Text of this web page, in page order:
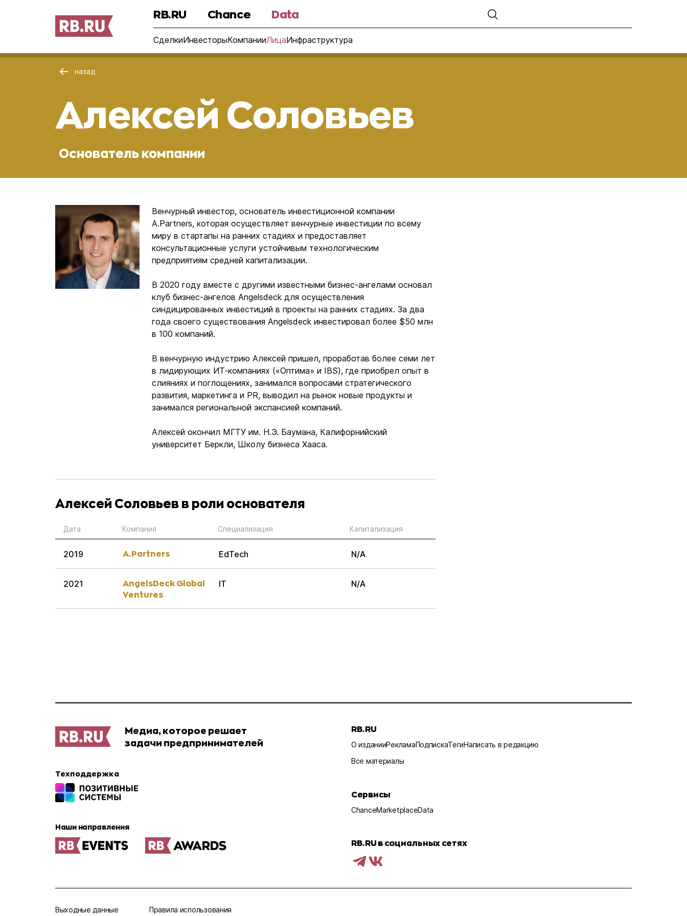
RB.RU Chance Data
СделкиИнвесторыКомпанииЛицаИнфраструктура
назад
Алексей Соловьев
Основатель компании
Венчурный инвестор, основатель инвестиционной компании
А.Partners, которая осуществляет венчурные инвестиции по всему
миру в стартапы на ранних стадиях и предоставляет
консультационные услуги устойчивым технологическим
предприятиям средней капитализации.
В 2020 году вместе с другими известными бизнес-ангелами основал
клуб бизнес-ангелов Angelsdeck для осуществления
синдицированных инвестиций в проекты на ранних стадиях. За два
года своего существования Angelsdeck инвестировал более $50 млн
в 100 компаний.
В венчурную индустрию Алексей пришел, проработав более семи лет
в лидирующих ИТ-компаниях («Оптима» и IBS), где приобрел опыт в
слияниях и поглощениях, занимался вопросами стратегического
развития, маркетинга и PR, выводил на рынок новые продукты и
занимался региональной экспансией компаний.
Алексей окончил МГТУ им. Н.Э. Баумана, Калифорнийский
университет Беркли, Школу бизнеса Хааса.
Алексей Соловьев в роли основателя
Дата Компания Специализация Капитализация
2019 A.Partners EdTech N/A
2021
AngelsDeck Global
Ventures
IT N/A
Медиа, которое решает
задачи предпринимателей
Техподдержка
Наши направления
RB.RU
О изданииРекламаПодпискаТегиНаписать в редакцию
Все материалы
Сервисы
ChanceMarketplaceData
RB.RU в социальных сетях
Выходные данные Правила использования